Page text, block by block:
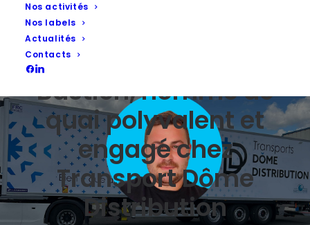
Nos activités
Nos labels
Actualités
Contactscollaborateur :
Bastien, homme de
quai polyvalent et
engagé chez
Transport Dôme
Distribution